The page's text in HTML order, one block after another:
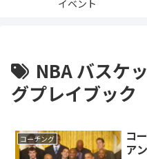
イベント
NBA バスケ
グプレイブック
コーチング
コ
ア